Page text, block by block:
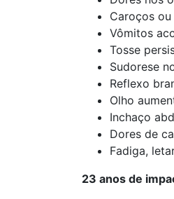
Caroços
Vômitos
Tosse
Sudorese
Reflexo
Olho
Inchaço
Dores de
Fadiga,
23 anos de